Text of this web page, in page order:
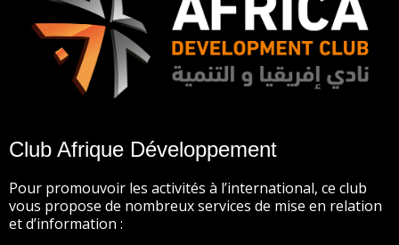
Club Afrique Développement
Pour promouvoir les activités à l’international, ce club
vous propose de nombreux services de mise en relation
et d’information :